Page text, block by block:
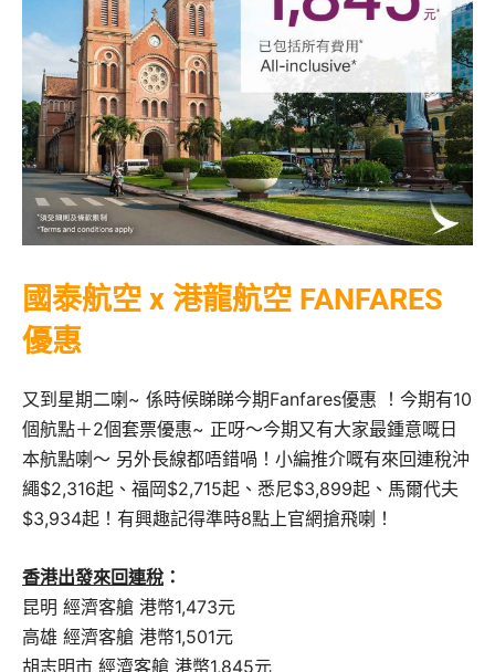
國泰航空 x 港龍航空 FANFARES
優惠
又到星期二喇~ 係時候睇睇今期Fanfares優惠 ！今期有10
個航點＋2個套票優惠~ 正呀～今期又有大家最鍾意嘅日
本航點喇～ 另外長線都唔錯喎！小編推介嘅有來回連稅沖
繩$2,316起、福岡$2,715起、悉尼$3,899起、馬爾代夫
$3,934起！有興趣記得準時8點上官網搶飛喇！
香港出發來回連稅 ：
昆明 經濟客艙 港幣1,473元
高雄 經濟客艙 港幣1,501元
胡志明市 經濟客艙 港幣1,845元